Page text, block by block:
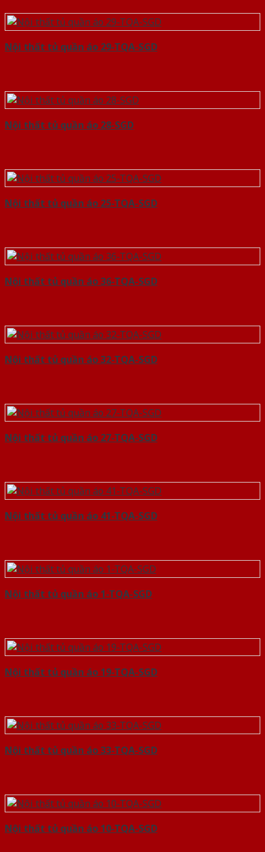
Nội thất tủ quần áo 29-TQA-SGD
Nội thất tủ quần áo 28-SGD
Nội thất tủ quần áo 25-TQA-SGD
Nội thất tủ quần áo 36-TQA-SGD
Nội thất tủ quần áo 32-TQA-SGD
Nội thất tủ quần áo 27-TQA-SGD
Nội thất tủ quần áo 41-TQA-SGD
Nội thất tủ quần áo 1-TQA-SGD
Nội thất tủ quần áo 19-TQA-SGD
Nội thất tủ quần áo 33-TQA-SGD
Nội thất tủ quần áo 10-TQA-SGD